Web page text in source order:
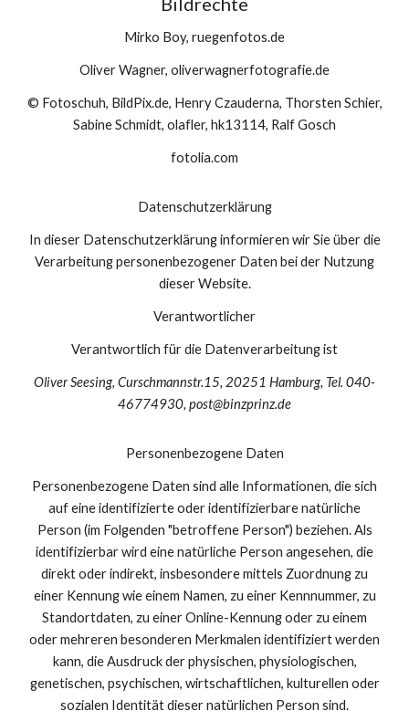
Mirko Boy, ruegenfotos.de
Oliver Wagner, oliverwagnerfotografie.de
© Fotoschuh, BildPix.de, Henry Czauderna, Thorsten Schier,
Sabine Schmidt, olafler, hk13114, Ralf Gosch
fotolia.com
Datenschutzerklärung
In dieser Datenschutzerklärung informieren wir Sie über die
Verarbeitung personenbezogener Daten bei der Nutzung
dieser Website.
Verantwortlicher
Verantwortlich für die Datenverarbeitung ist
Oliver Seesing, Curschmannstr.15, 20251 Hamburg, Tel. 040-
46774930, post@binzprinz.de
Personenbezogene Daten
Personenbezogene Daten sind alle Informationen, die sich
auf eine identifizierte oder identifizierbare natürliche
Person (im Folgenden "betroffene Person") beziehen. Als
identifizierbar wird eine natürliche Person angesehen, die
direkt oder indirekt, insbesondere mittels Zuordnung zu
einer Kennung wie einem Namen, zu einer Kennnummer, zu
Standortdaten, zu einer Online-Kennung oder zu einem
oder mehreren besonderen Merkmalen identifiziert werden
kann, die Ausdruck der physischen, physiologischen,
genetischen, psychischen, wirtschaftlichen, kulturellen oder
sozialen Identität dieser natürlichen Person sind.